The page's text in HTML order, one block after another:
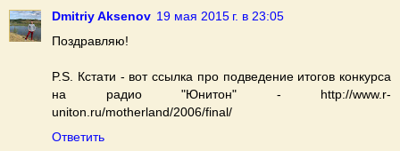
Dmitriy Aksenov 19 мая 2015 г. в 23:05
Поздравляю!
P.S. Кстати - вот ссылка про подведение итогов конкурса
на радио "Юнитон" - http://www.r-
uniton.ru/motherland/2006/final/
Ответить